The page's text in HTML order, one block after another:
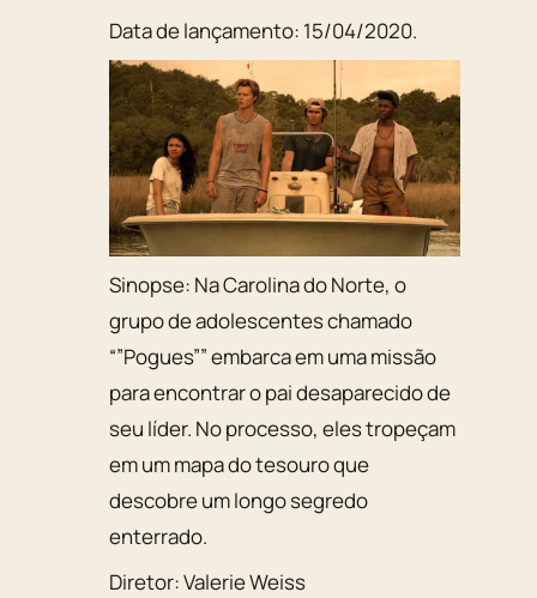
Data de lançamento: 15/04/2020.
Sinopse: Na Carolina do Norte, o
grupo de adolescentes chamado
“”Pogues”” embarca em uma missão
para encontrar o pai desaparecido de
seu líder. No processo, eles tropeçam
em um mapa do tesouro que
descobre um longo segredo
enterrado.
Diretor:Valerie Weiss